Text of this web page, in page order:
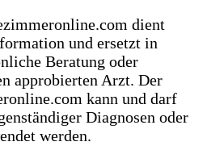
dient
und ersetzt in
Beratung oder
approbierten Arzt. Der
kann und darf
Diagnosen oder
werden.